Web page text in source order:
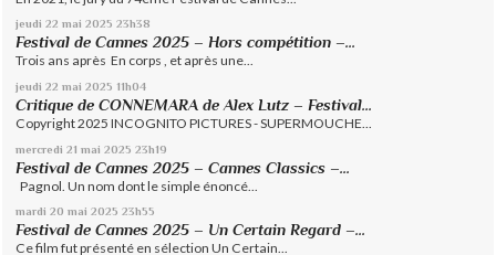
jeudi 22 mai 2025 23h38
Festival de Cannes 2025 – Hors compétition –...
Trois ans après En corps , et après une...
jeudi 22 mai 2025 11h04
Critique de CONNEMARA de Alex Lutz – Festival...
Copyright 2025 INCOGNITO PICTURES - SUPERMOUCHE...
mercredi 21 mai 2025 23h19
Festival de Cannes 2025 – Cannes Classics –...
Pagnol. Un nom dont le simple énoncé...
mardi 20 mai 2025 23h55
Festival de Cannes 2025 – Un Certain Regard –...
Ce film fut présenté en sélection Un Certain...